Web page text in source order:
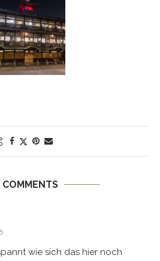
COMMENTS
wie sich das hier noch